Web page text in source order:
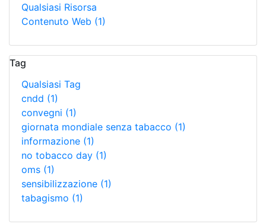
Qualsiasi Risorsa
Contenuto Web (1)
Tag
Qualsiasi Tag
cndd (1)
convegni (1)
giornata mondiale senza tabacco (1)
informazione (1)
no tobacco day (1)
oms (1)
sensibilizzazione (1)
tabagismo (1)